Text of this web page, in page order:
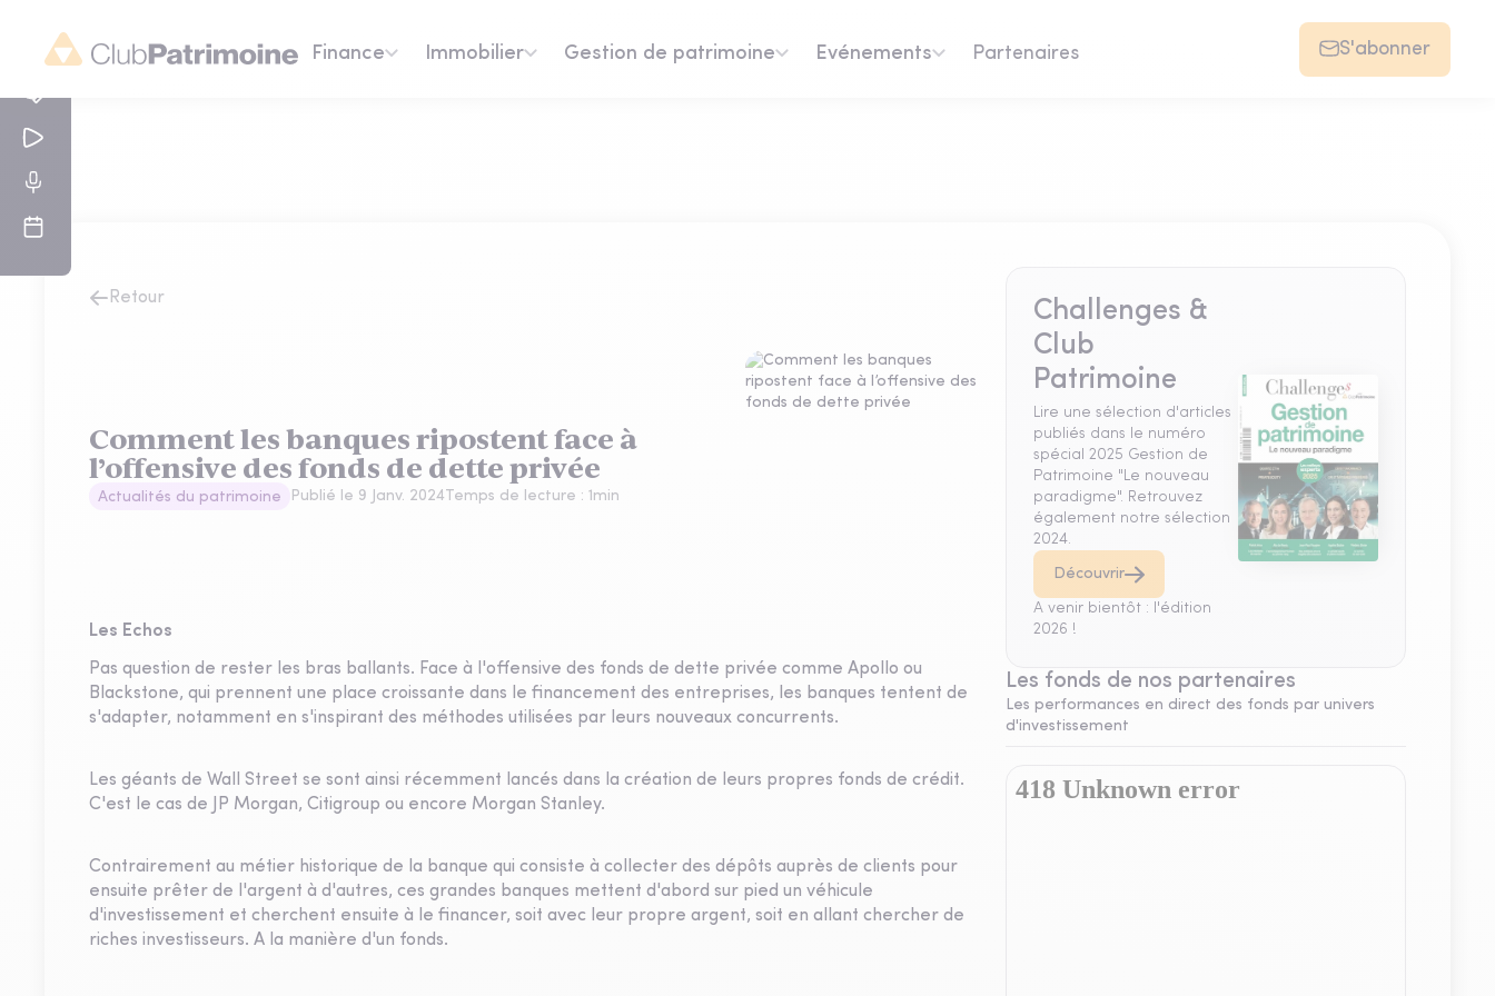
Finance Immobilier Gestion de patrimoine Evénements Partenaires S'abonner
Retour
Comment les banques ripostent face à
l’offensive des fonds de dette privée
Actualités du patrimoine Publié le 9 Janv. 2024Temps de lecture : 1min
Les Echos
Pas question de rester les bras ballants. Face à l'offensive des fonds de dette privée comme Apollo ou
Blackstone, qui prennent une place croissante dans le financement des entreprises, les banques tentent de
s'adapter, notamment en s'inspirant des méthodes utilisées par leurs nouveaux concurrents.
Les géants de Wall Street se sont ainsi récemment lancés dans la création de leurs propres fonds de crédit.
C'est le cas de JP Morgan, Citigroup ou encore Morgan Stanley.
Contrairement au métier historique de la banque qui consiste à collecter des dépôts auprès de clients pour
ensuite prêter de l'argent à d'autres, ces grandes banques mettent d'abord sur pied un véhicule
d'investissement et cherchent ensuite à le financer, soit avec leur propre argent, soit en allant chercher de
riches investisseurs. A la manière d'un fonds.
Challenges &
Club
Patrimoine
Lire une sélection d'articles
publiés dans le numéro
spécial 2025 Gestion de
Patrimoine "Le nouveau
paradigme". Retrouvez
également notre sélection
2024.
Découvrir
A venir bientôt : l'édition
2026 !
Les fonds de nos partenaires
Les performances en direct des fonds par univers
d'investissement